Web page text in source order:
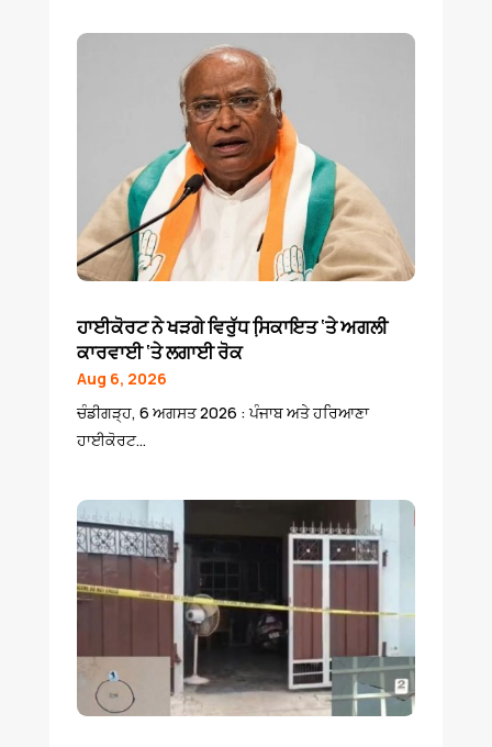
ਹਾਈਕੋਰਟ ਨੇ ਖੜਗੇ ਵਿਰੁੱਧ ਸਿ਼ਕਾਇਤ ‘ਤੇ ਅਗਲੀ
ਕਾਰਵਾਈ ‘ਤੇ ਲਗਾਈ ਰੋਕ
Aug 6, 2026
ਚੰਡੀਗੜ੍ਹ, 6 ਅਗਸਤ 2026 : ਪੰਜਾਬ ਅਤੇ ਹਰਿਆਣਾ
ਹਾਈਕੋਰਟ...